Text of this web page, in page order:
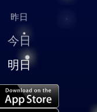
昨日
今日
明日